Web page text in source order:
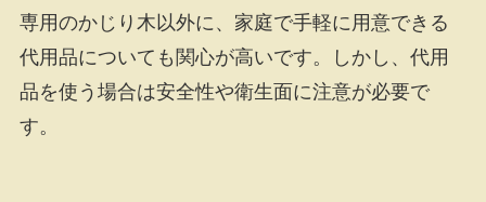
専用のかじり木以外に、家庭で手軽に用意できる
代用品についても関心が高いです。しかし、代用
品を使う場合は安全性や衛生面に注意が必要で
す。